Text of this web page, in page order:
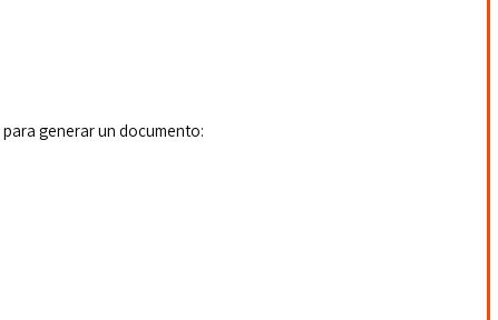
para generar un documento: